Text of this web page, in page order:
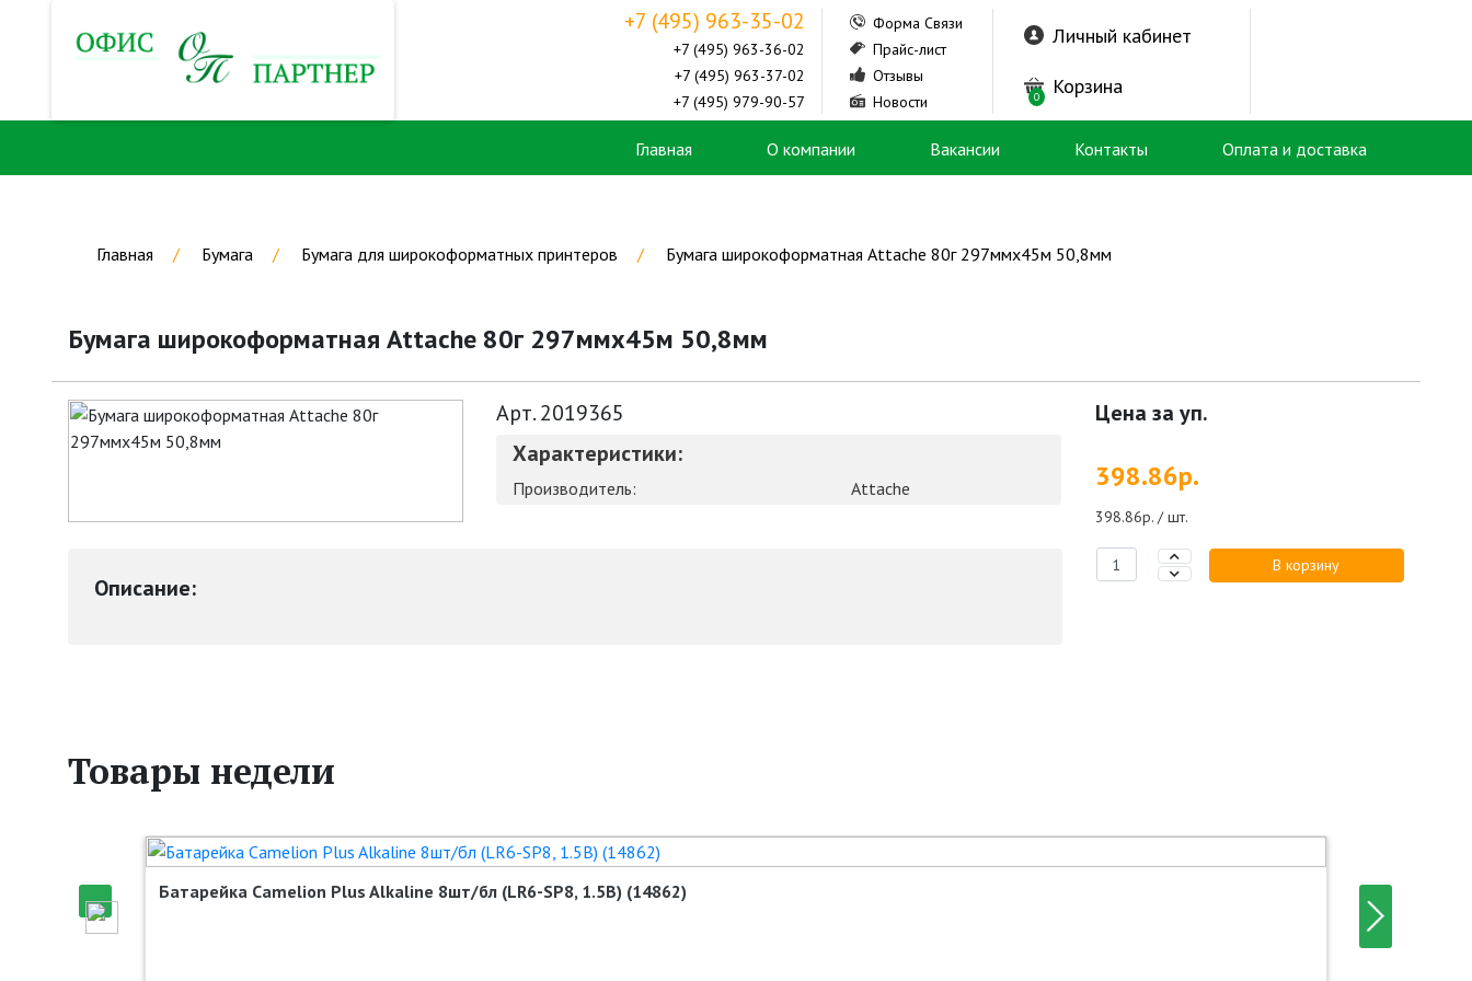
+7 (495) 963-35-02
+7 (495) 963-36-02
+7 (495) 963-37-02
+7 (495) 979-90-57
Форма Связи
Прайс-лист
Отзывы
Новости
Личный кабинет
0 Корзина
Главная О компании Вакансии Контакты Оплата и доставка
Главная Бумага Бумага для широкоформатных принтеров Бумага широкоформатная Attache 80г 297ммх45м 50,8мм
Бумага широкоформатная Attache 80г 297ммх45м 50,8мм
Арт. 2019365
Характеристики:
Производитель: Attache
Описание:
Цена за уп.
398.86р.
398.86р. / шт.
В корзину
Товары недели
Батарейка Camelion Plus Alkaline 8шт/бл (LR6-SP8, 1.5В) (14862)